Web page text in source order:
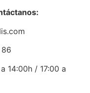
14:00h / 17:00 a